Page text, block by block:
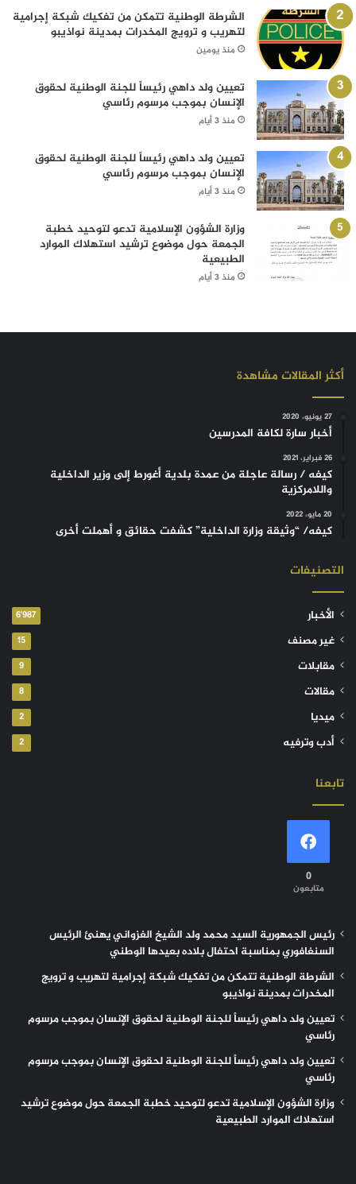
الشرطة الوطنية تتمكن من تفكيك شبكة إجرامية
لتهريب و ترويج المخدرات بمدينة نواذيبو
منذ يومين
تعيين ولد داهي رئيساً للجنة الوطنية لحقوق
الإنسان بموجب مرسوم رئاسي
منذ 3 أيام
تعيين ولد داهي رئيساً للجنة الوطنية لحقوق
الإنسان بموجب مرسوم رئاسي
منذ 3 أيام
وزارة الشؤون الإسلامية تدعو لتوحيد خطبة
الجمعة حول موضوع ترشيد استهلاك الموارد
الطبيعية
منذ 3 أيام
أكثر المقالات مشاهدة
27 يونيو، 2020
أخبار سارة لكافة المدرسين
26 فبراير، 2021
كيفه / رسالة عاجلة من عمدة بلدية أغورط إلى وزير الداخلية
واللامركزية
20 مايو، 2022
كيفه/ “وثيقة وزارة الداخلية” كشفت حقائق و أهملت أخرى
التصنيفات
الأخبار 6٬987
غير مصنف 15
مقابلات 9
مقالات 8
ميديا 2
أدب وترفيه 2
تابعنا
0
متابعون
رئيس الجمهورية السيد محمد ولد الشيخ الغزواني يهنئ الرئيس
السنغافوري بمناسبة احتفال بلاده بعيدها الوطني
الشرطة الوطنية تتمكن من تفكيك شبكة إجرامية لتهريب و ترويج
المخدرات بمدينة نواذيبو
تعيين ولد داهي رئيساً للجنة الوطنية لحقوق الإنسان بموجب مرسوم
رئاسي
تعيين ولد داهي رئيساً للجنة الوطنية لحقوق الإنسان بموجب مرسوم
رئاسي
وزارة الشؤون الإسلامية تدعو لتوحيد خطبة الجمعة حول موضوع ترشيد
استهلاك الموارد الطبيعية